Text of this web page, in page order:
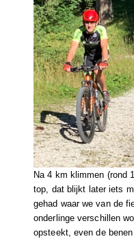
Na 4 km klimmen (rond
top, dat blijkt later iets
gehad waar we van de
onderlinge verschillen
opsteekt, even de